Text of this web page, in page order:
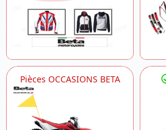
Pièces OCCASIONS BETA